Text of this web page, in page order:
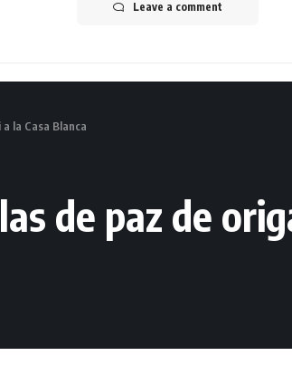
Leave a comment
la Casa Blanca
de paz de